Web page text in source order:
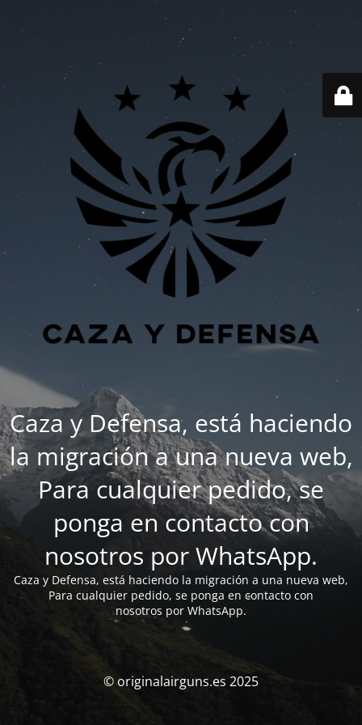
Caza y Defensa, está haciendo
la migración a una nueva web,
Para cualquier pedido, se
ponga en contacto con
nosotros por WhatsApp.
Caza y Defensa, está haciendo la migración a una nueva web,
Para cualquier pedido, se ponga en contacto con
nosotros por WhatsApp.
© originalairguns.es 2025